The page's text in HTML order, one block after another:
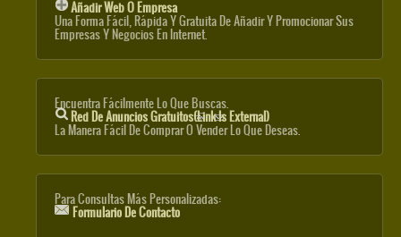
Añadir Web O Empresa
Una Forma Fácil, Rápida Y Gratuita De Añadir Y Promocionar Sus
Empresas Y Negocios En Internet.
Encuentra Fácilmente Lo Que Buscas.
Red De Anuncios Gratuitos(link Is External)
La Manera Fácil De Comprar O Vender Lo Que Deseas.
Para Consultas Más Personalizadas:
Formulario De Contacto